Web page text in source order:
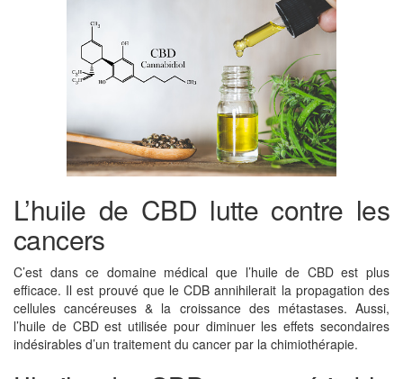
L’huile de CBD lutte contre les
cancers
C’est dans ce domaine médical que l’huile de CBD est plus
efficace. Il est prouvé que le CDB annihilerait la propagation des
cellules cancéreuses & la croissance des métastases. Aussi,
l’huile de CBD est utilisée pour diminuer les effets secondaires
indésirables d’un traitement du cancer par la chimiothérapie.